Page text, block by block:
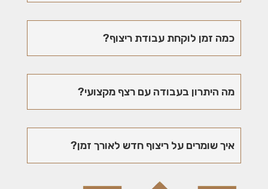
כמה זמן לוקחת עבודת ריצוף?
מה היתרון בעבודה עם רצף מקצועי?
איך שומרים על ריצוף חדש לאורך זמן?